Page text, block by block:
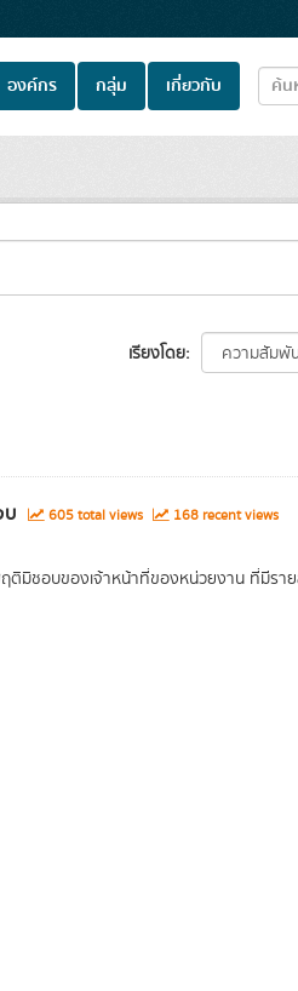
องค์กร กลุ่ม เกี่ยวกับ
เรียงโดย
605 total views 168 recent views
ติมิชอบของเจ้าหน้าที่ของหน่วยงาน ที่มีรา